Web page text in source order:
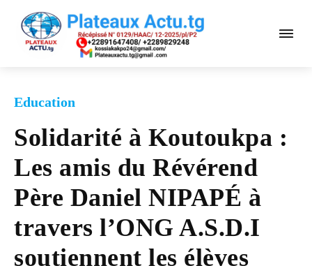
Education
Solidarité à Koutoukpa :
Les amis du Révérend
Père Daniel NIPAPÉ à
travers l’ONG A.S.D.I
soutiennent les élèves